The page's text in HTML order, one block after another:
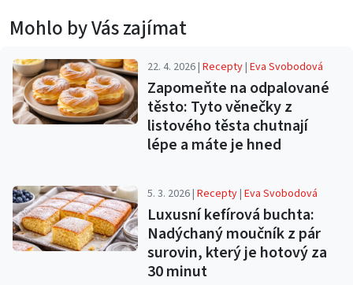
Mohlo by Vás zajímat
22. 4. 2026 |Recepty|Eva Svobodová
Zapomeňte na odpalované
těsto: Tyto věnečky z
listového těsta chutnají
lépe a máte je hned
5. 3. 2026 |Recepty|Eva Svobodová
Luxusní kefírová buchta:
Nadýchaný moučník z pár
surovin, který je hotový za
30 minut